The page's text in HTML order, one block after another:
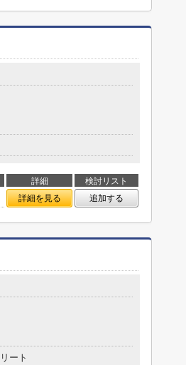
詳細
検討リスト
詳細を見る 追加する
ート